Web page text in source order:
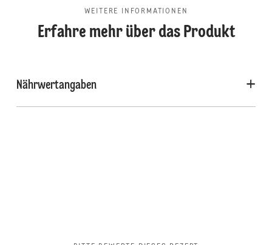
WEITERE INFORMATIONEN
Erfahre mehr über das Produkt
Nährwertangaben